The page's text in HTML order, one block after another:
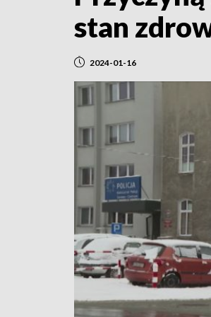
stan
2024-01-16